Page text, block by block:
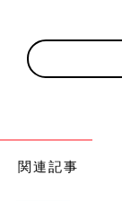
関連記事